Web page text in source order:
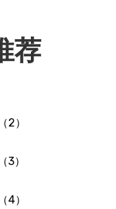
荐
2）
）
4）